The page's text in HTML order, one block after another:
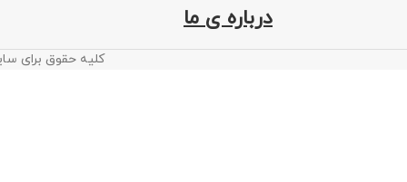
درباره ی ما
کلیه حقوق برای